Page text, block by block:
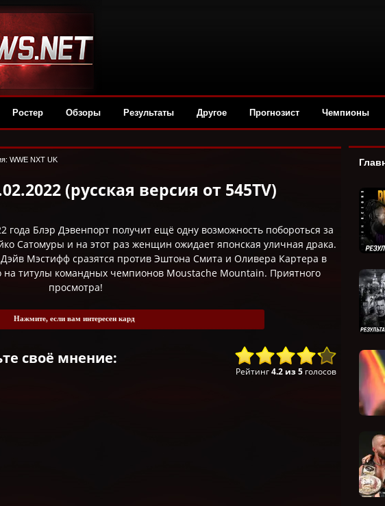
Ростер Обзоры Результаты Другое Прогнозист Чемпионы
WWE NXT UK
(русская версия от 545TV)
года Блэр Дэвенпорт получит ещё одну возможность побороться за
Сатомуры и на этот раз женщин ожидает японская уличная драка.
Мэстифф сразятся против Эштона Смита и Оливера Картера в
на титулы командных чемпионов Moustache Mountain. Приятного
просмотра!
Нажмите, если вам интересен кард
своё мнение:
Рейтинг4.2 из 5голосов